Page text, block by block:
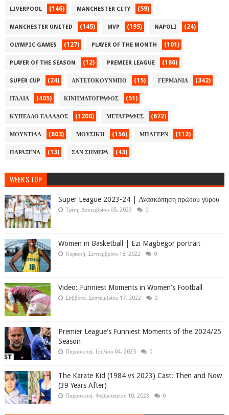
LIVERPOOL (146) MANCHESTER CITY (59)
MANCHESTER UNITED (145) MVP (195) NAPOLI (24)
OLYMPIC GAMES (127) PLAYER OF THE MONTH (101)
PLAYER OF THE SEASON (12) PREMIER LEAGUE (186)
SUPER CUP (24) ΑΝΤΕΤΟΚΟΥΝΜΠΟ (15) ΓΕΡΜΑΝΙΑ (342)
ΙΤΑΛΙΑ (405) ΚΙΝΗΜΑΤΟΓΡΑΦΟΣ (51)
ΚΥΠΕΛΛΟ ΕΛΛΑΔΟΣ (1200) ΜΕΤΑΓΡΑΦΕΣ (672)
ΜΟΥΝΤΙΑΛ (603) ΜΟΥΣΙΚΗ (156) ΜΠΑΓΕΡΝ (112)
ΠΑΡΑΞΕΝΑ (13) ΣΑΝ ΣΗΜΕΡΑ (43)
WEEK'S TOP
Super League 2023-24 | Ανασκόπηση πρώτου γύρου
Τρίτη, Δεκεμβρίου 05, 2023 0
Women in Basketball | Ezi Magbegor portrait
Κυριακή, Σεπτεμβρίου 18, 2022 0
Video: Funniest Moments in Women's Football
Σάββατο, Σεπτεμβρίου 17, 2022 0
Premier League's Funniest Moments of the 2024/25
Season
Παρασκευή, Ιουλίου 04, 2025 0
The Karate Kid (1984 vs 2023) Cast: Then and Now
(39 Years After)
Παρασκευή, Φεβρουαρίου 10, 2023 0